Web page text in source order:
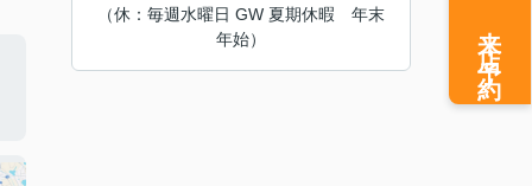
（休：毎週水曜日 GW 夏期休暇 年末
年始）
来店予約